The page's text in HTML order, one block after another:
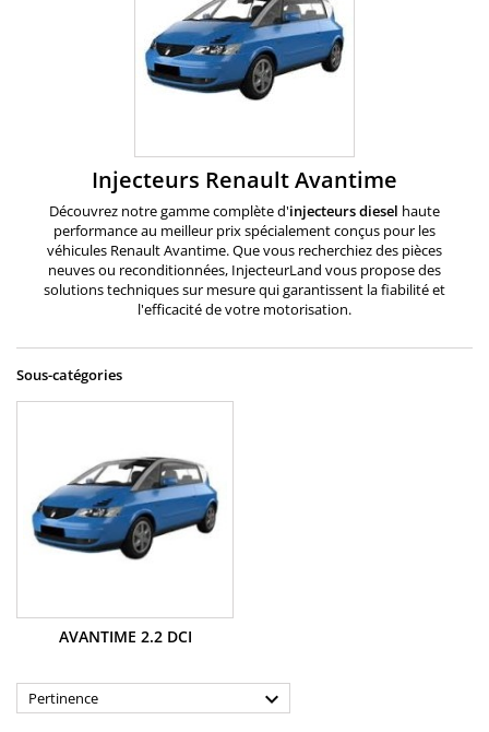
Injecteurs Renault Avantime
Découvrez notre gamme complète d'injecteurs diesel haute
performance au meilleur prix spécialement conçus pour les
véhicules RenaultAvantime. Que vous recherchiez des pièces
neuves ou reconditionnées, InjecteurLand vous propose des
solutions techniques sur mesure qui garantissent la fiabilité et
l'efficacité de votre motorisation.
Sous-catégories
AVANTIME 2.2 DCI
Pertinence 